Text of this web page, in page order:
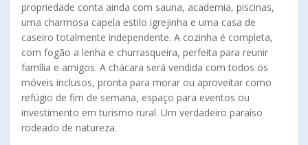
propriedade conta ainda com sauna, academia, piscinas,
uma charmosa capela estilo igrejinha e uma casa de
caseiro totalmente independente. A cozinha é completa,
com fogão a lenha e churrasqueira, perfeita para reunir
família e amigos. A chácara será vendida com todos os
móveis inclusos, pronta para morar ou aproveitar como
refúgio de fim de semana, espaço para eventos ou
investimento em turismo rural. Um verdadeiro paraíso
rodeado de natureza.